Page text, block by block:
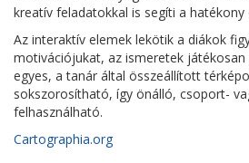
kreatív feladatokkal is segíti a hatékony
Az interaktív elemek lekötik a diákok
motivációjukat, az ismeretek játékosan
egyes, a tanár által összeállított
sokszorosítható, így önálló, csoport-
felhasználható.
Cartographia.org